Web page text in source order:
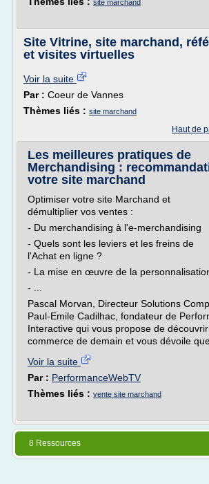
site marchand
Site Vitrine, site marchand,
et visites virtuelles
Voir la suite
Par : Coeur de Vannes
Thèmes liés : site marchand
Haut de
Les meilleures pratiques de
Merchandising :
votre site marchand
Optimiser votre site Marchand et
démultiplier vos ventes :
- Du merchandising à l'e-merchandising
- Quels sont les leviers et les freins de
l'Achat en ligne ?
- La mise en œuvre de la
- ...
Pascal Morvan, Directeur Solutions
Paul-Emile Cadilhac, fondateur de
Interactive qui vous propose de
commerce de demain et vous dévoile
Voir la suite
Par : PerformanceWebTV
Thèmes liés : vente site marchand
8 Ressources